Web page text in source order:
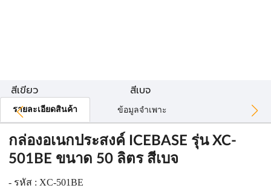
สีเขียว สีเบจ
รายละเอียดสินค้า ข้อมูลจำเพาะ
กล่องอเนกประสงค์ ICEBASE รุ่น XC-
501BE ขนาด 50 ลิตร สีเบจ
- รหัส : XC-501BE